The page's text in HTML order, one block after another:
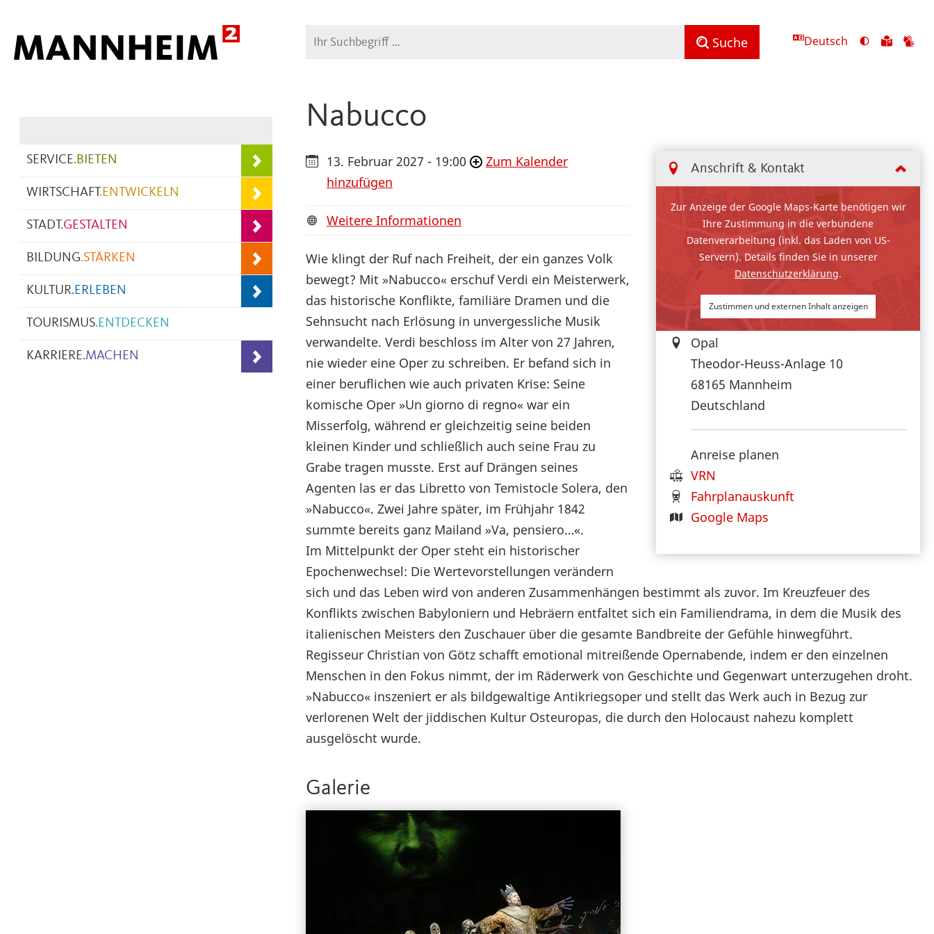
Suche Suche Deutsch
Ansicht
Zu
SERVICE.BIETEN
WIRTSCHAFT.ENTWICKELN
STADT.GESTALTEN
BILDUNG.STÄRKEN
KULTUR.ERLEBEN
TOURISMUS.ENTDECKEN
KARRIERE.MACHEN
Nabucco
Anschrift & Kontakt
Zur Anzeige der Google Maps-Karte benötigen wir
Ihre Zustimmung in die verbundene
Datenverarbeitung (inkl. das Laden von US-
Servern). Details finden Sie in unserer
Datenschutzerklärung.
Zustimmen und externen Inhalt anzeigen
Opal
Theodor-Heuss-Anlage 10
68165 Mannheim
Deutschland
Anreise planen
VRN
Fahrplanauskunft
Google Maps
13. Februar 2027 - 19:00
Zum Kalender
hinzufügen
Weitere Informationen
Wie klingt der Ruf nach Freiheit, der ein ganzes Volk
bewegt? Mit »Nabucco« erschuf Verdi ein Meisterwerk,
das historische Konflikte, familiäre Dramen und die
Sehnsucht nach Erlösung in unvergessliche Musik
verwandelte. Verdi beschloss im Alter von 27 Jahren,
nie wieder eine Oper zu schreiben. Er befand sich in
einer beruflichen wie auch privaten Krise: Seine
komische Oper »Un giorno di regno« war ein
Misserfolg, während er gleichzeitig seine beiden
kleinen Kinder und schließlich auch seine Frau zu
Grabe tragen musste. Erst auf Drängen seines
Agenten las er das Libretto von Temistocle Solera, den
»Nabucco«. Zwei Jahre später, im Frühjahr 1842
summte bereits ganz Mailand »Va, pensiero…«.
Im Mittelpunkt der Oper steht ein historischer
Epochenwechsel: Die Wertevorstellungen verändern
sich und das Leben wird von anderen Zusammenhängen bestimmt als zuvor. Im Kreuzfeuer des
Konflikts zwischen Babyloniern und Hebräern entfaltet sich ein Familiendrama, in dem die Musik des
italienischen Meisters den Zuschauer über die gesamte Bandbreite der Gefühle hinwegführt.
Regisseur Christian von Götz schafft emotional mitreißende Opernabende, indem er den einzelnen
Menschen in den Fokus nimmt, der im Räderwerk von Geschichte und Gegenwart unterzugehen droht.
»Nabucco« inszeniert er als bildgewaltige Antikriegsoper und stellt das Werk auch in Bezug zur
verlorenen Welt der jiddischen Kultur Osteuropas, die durch den Holocaust nahezu komplett
ausgelöscht wurde.
Galerie